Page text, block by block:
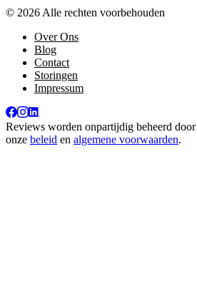
© 2026 Alle rechten voorbehouden
Over Ons
Blog
Contact
Storingen
Impressum
Reviews worden onpartijdig beheerd door
onze beleid en algemene voorwaarden.